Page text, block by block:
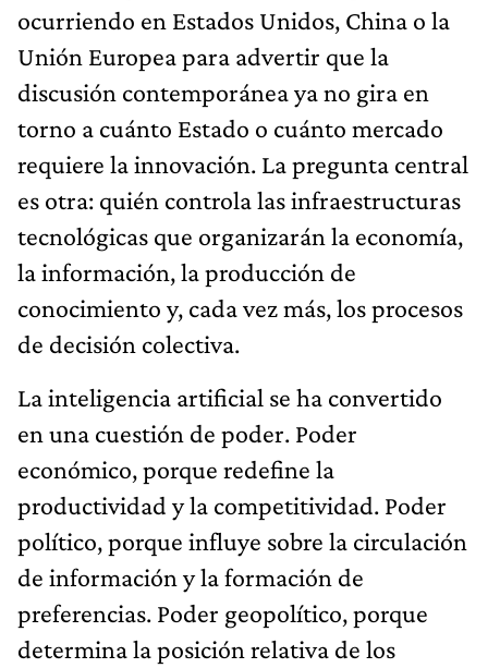
ocurriendo en Estados Unidos, China o la
Unión Europea para advertir que la
discusión contemporánea ya no gira en
torno a cuánto Estado o cuánto mercado
requiere la innovación. La pregunta central
es otra: quién controla las infraestructuras
tecnológicas que organizarán la economía,
la información, la producción de
conocimiento y, cada vez más, los procesos
de decisión colectiva.
La inteligencia artificial se ha convertido
en una cuestión de poder. Poder
económico, porque redefine la
productividad y la competitividad. Poder
político, porque influye sobre la circulación
de información y la formación de
preferencias. Poder geopolítico, porque
determina la posición relativa de los